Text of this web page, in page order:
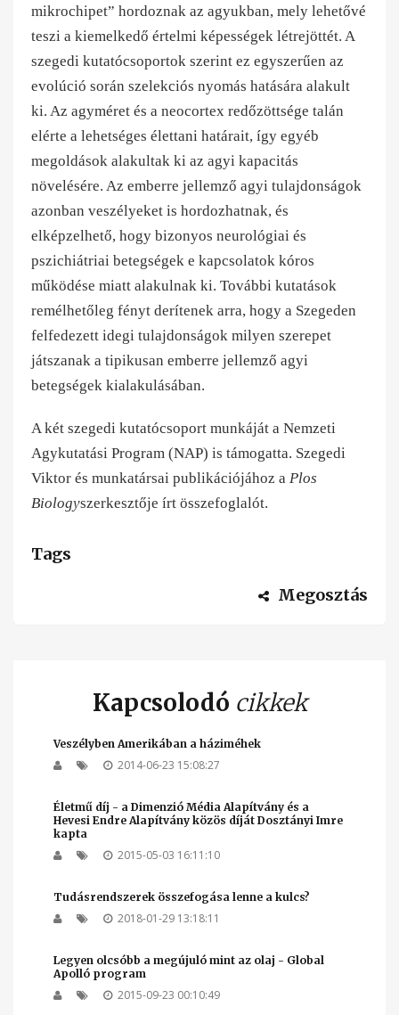
mikrochipet” hordoznak az agyukban, mely lehetővé
teszi a kiemelkedő értelmi képességek létrejöttét. A
szegedi kutatócsoportok szerint ez egyszerűen az
evolúció során szelekciós nyomás hatására alakult
ki. Az agyméret és a neocortex redőzöttsége talán
elérte a lehetséges élettani határait, így egyéb
megoldások alakultak ki az agyi kapacitás
növelésére. Az emberre jellemző agyi tulajdonságok
azonban veszélyeket is hordozhatnak, és
elképzelhető, hogy bizonyos neurológiai és
pszichiátriai betegségek e kapcsolatok kóros
működése miatt alakulnak ki. További kutatások
remélhetőleg fényt derítenek arra, hogy a Szegeden
felfedezett idegi tulajdonságok milyen szerepet
játszanak a tipikusan emberre jellemző agyi
betegségek kialakulásában.
A két szegedi kutatócsoport munkáját a Nemzeti
Agykutatási Program (NAP) is támogatta. Szegedi
Viktor és munkatársai publikációjához a Plos
Biologyszerkesztője írt összefoglalót.
Tags
Megosztás
Kapcsolodó cikkek
Veszélyben Amerikában a háziméhek
2014-06-23 15:08:27
Életmű díj - a Dimenzió Média Alapítvány és a
Hevesi Endre Alapítvány közös díját Dosztányi Imre
kapta
2015-05-03 16:11:10
Tudásrendszerek összefogása lenne a kulcs?
2018-01-29 13:18:11
Legyen olcsóbb a megújuló mint az olaj - Global
Apolló program
2015-09-23 00:10:49